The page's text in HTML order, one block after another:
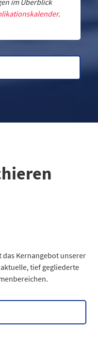
im Überblick
.
das Kernangebot unserer
tief gegliederte